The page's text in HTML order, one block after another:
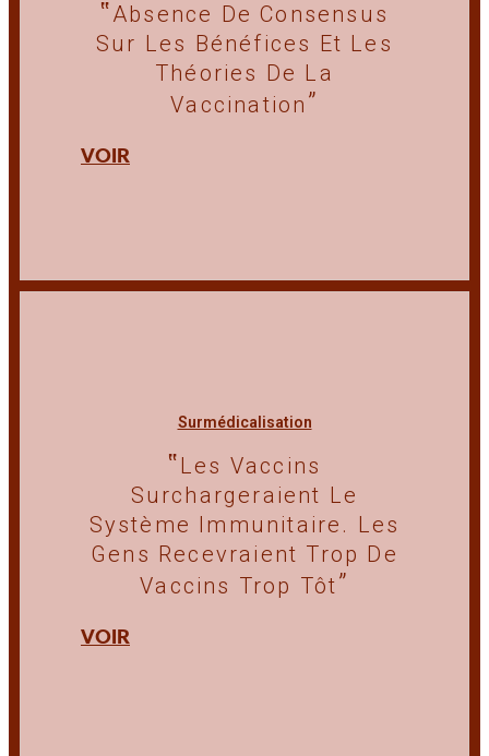
Absence De Consensus
Sur Les Bénéfices Et Les
Théories De La
Vaccination
VOIR
Surmédicalisation
Les Vaccins
Surchargeraient Le
Système Immunitaire. Les
Gens Recevraient Trop De
Vaccins Trop Tôt
VOIR